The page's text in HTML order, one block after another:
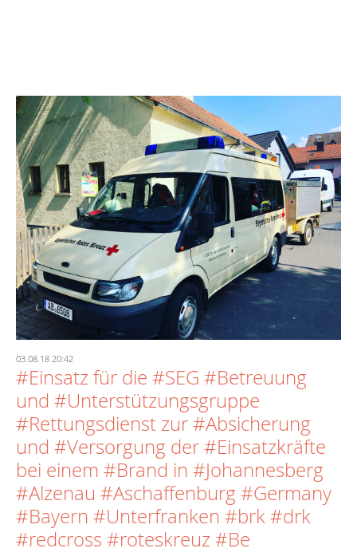
03.08.18 20:42
#Einsatz für die #SEG #Betreuung
und #Unterstützungsgruppe
#Rettungsdienst zur #Absicherung
und #Versorgung der #Einsatzkräfte
bei einem #Brand in #Johannesberg
#Alzenau #Aschaffenburg #Germany
#Bayern #Unterfranken #brk #drk
#redcross #roteskreuz #Be